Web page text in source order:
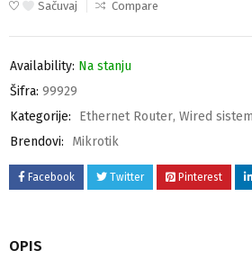
Sačuvaj Compare
Availability: Na stanju
Šifra: 99929
Kategorije:
Ethernet Router, Wired sistem
Brendovi:
Mikrotik
Facebook Twitter Pinterest
OPIS